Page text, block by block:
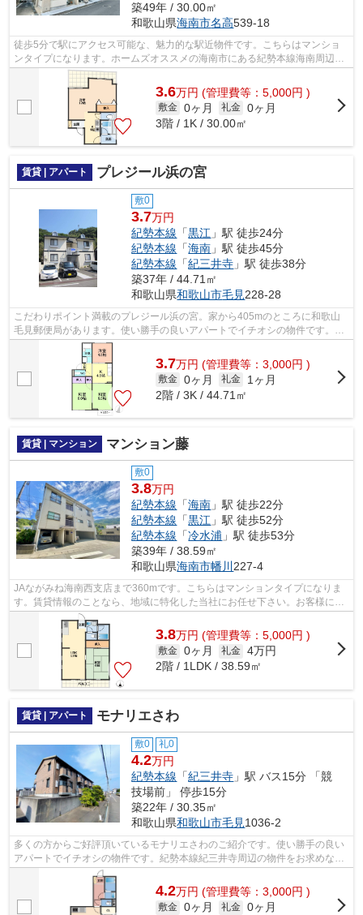
築49年 / 30.00㎡
和歌山県海南市名高539-18
徒歩5分で駅にアクセス可能な、魅力的な駅近物件です。こちらはマンショ
ンタイプになります。ホームズオススメの海南市にある紀勢本線海南周辺物
件はいかがでしょうか？多種多様な物件...
3.6万円 (管理費等：5,000円 )
敷金 0ヶ月 礼金 0ヶ月
3階 / 1K / 30.00㎡
賃貸 | アパート プレジール浜の宮
敷0
3.7万円
紀勢本線 「黒江 」駅 徒歩24分
紀勢本線 「海南 」駅 徒歩45分
紀勢本線 「紀三井寺 」駅 徒歩38分
築37年 / 44.71㎡
和歌山県和歌山市毛見228-28
こだわりポイント満載のプレジール浜の宮。家から405mのところに和歌山
毛見郵便局があります。使い勝手の良いアパートでイチオシの物件です。紀
勢本線黒江近辺の物件情報の量は、豊富...
3.7万円 (管理費等：3,000円 )
敷金 0ヶ月 礼金
1ヶ月
2階 / 3K / 44.71㎡
賃貸 | マンション マンション藤
敷0
3.8万円
紀勢本線 「海南 」駅 徒歩22分
紀勢本線 「黒江 」駅 徒歩52分
紀勢本線 「冷水浦 」駅 徒歩53分
築39年 / 38.59㎡
和歌山県海南市幡川 227-4
JAながみね海南西支店まで360mです。こちらはマンションタイプになりま
す。賃貸情報のことなら、地域に特化した当社にお任せ下さい。お客様にご
満足していただけるよう、全力でサポー...
3.8万円 (管理費等：5,000円 )
敷金 0ヶ月 礼金 4万円
2階 / 1LDK / 38.59㎡
賃貸 | アパート モナリエさわ
敷0 礼0
4.2万円
紀勢本線 「紀三井寺 」駅 バス15分 「競
技場前」 停歩15分
築22年 / 30.35㎡
和歌山県和歌山市毛見1036-2
多くの方からご好評頂いているモナリエさわのご紹介です。使い勝手の良い
アパートでイチオシの物件です。紀勢本線紀三井寺周辺の物件をお求めな
ら、直接ホームズまでお越しいただき物...
4.2万円 (管理費等：3,000円 )
敷金 0ヶ月 礼金 0ヶ月